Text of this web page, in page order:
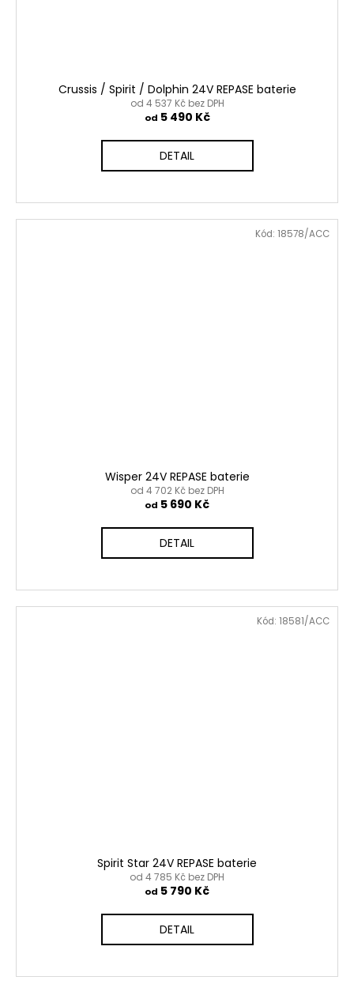
Crussis / Spirit / Dolphin 24V REPASE baterie
od 4 537 Kč bez DPH
od 5 490 Kč
DETAIL
Wisper 24V REPASE baterie
od 4 702 Kč bez DPH
od 5 690 Kč
DETAIL
Kód: 18578/ACC
Spirit Star 24V REPASE baterie
od 4 785 Kč bez DPH
od 5 790 Kč
DETAIL
Kód: 18581/ACC